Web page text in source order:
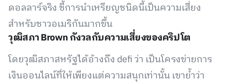
ดอลลาร์จริง ชี้การนำเหรียญชนิดนี้เป็นความเสี่ยง
สำหรับชาวอเมริกันมากขึ้น
วุฒิสภา Brown กังวลกับความเสี่ยงของคริปโต
โดยวุฒิสภาสหรัฐได้อ้างถึง defi ว่า เป็นโครงข่ายการ
เงินออนไลน์ที่ให้เพียงแต่ความสนุกเท่านั้น เขาย้ำว่า